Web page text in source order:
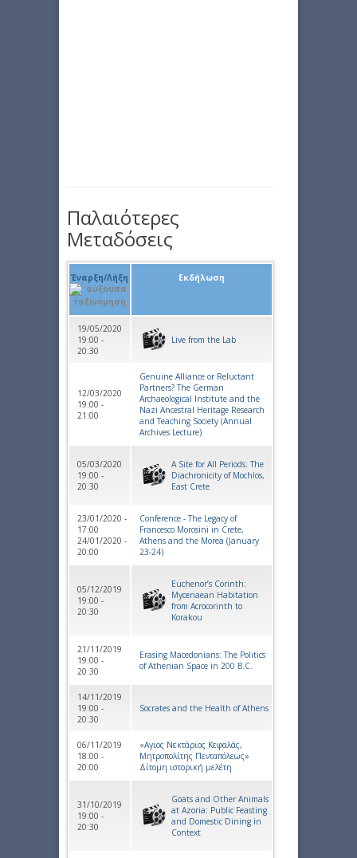
Παλαιότερες
Μεταδόσεις
Έναρξη/Λήξη Εκδήλωση
19/05/2020
19:00 -
20:30
Live from the Lab
12/03/2020
19:00 -
21:00
Genuine Alliance or Reluctant
Partners? The German
Archaeological Institute and the
Nazi Ancestral Heritage Research
and Teaching Society (Annual
Archives Lecture)
05/03/2020
19:00 -
20:30
A Site for All Periods: The
Diachronicity of Mochlos,
East Crete
23/01/2020 -
17:00
24/01/2020 -
20:00
Conference - The Legacy of
Francesco Morosini in Crete,
Athens and the Morea (January
23-24)
05/12/2019
19:00 -
20:30
Euchenor’s Corinth:
Mycenaean Habitation
from Acrocorinth to
Korakou
21/11/2019
19:00 -
20:30
Erasing Macedonians: The Politics
of Athenian Space in 200 B.C.
14/11/2019
19:00 -
20:30
Socrates and the Health of Athens
06/11/2019
18:00 -
20:00
«Αγιος Νεκτάριος Κεφαλάς,
Μητροπολίτης Πενταπόλεως»
Δίτομη ιστορική μελέτη
31/10/2019
19:00 -
20:30
Goats and Other Animals
at Azoria: Public Feasting
and Domestic Dining in
Context